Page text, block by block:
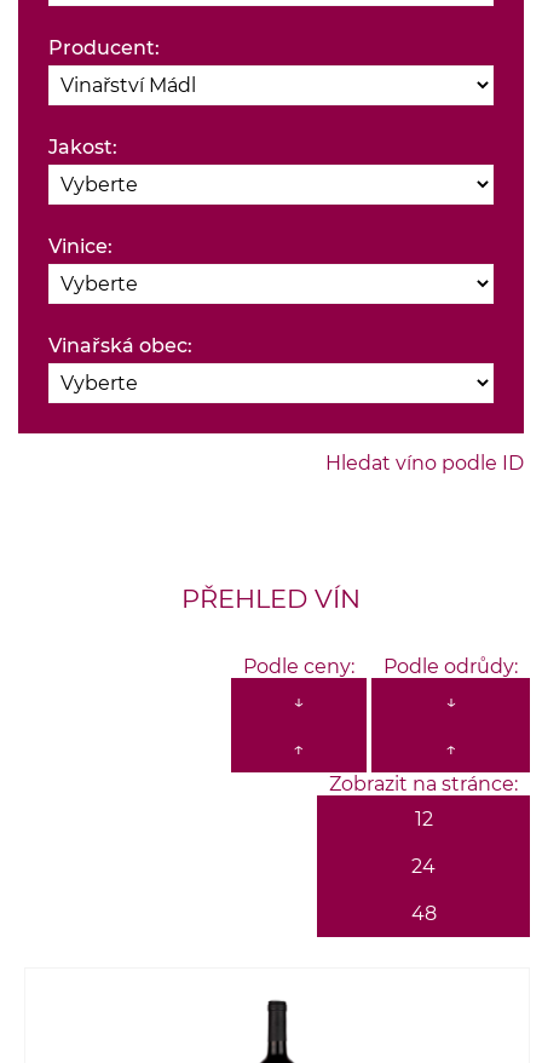
Producent:
Jakost:
Vinice:
Vinařská obec:
Hledat víno podle ID
PŘEHLED VÍN
Podle ceny:
↓
↑
Podle odrůdy:
↓
↑
Zobrazit na stránce:
12
24
48